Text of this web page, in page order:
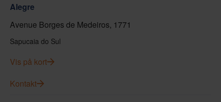
Alegre
Avenue Borges de Medeiros, 1771
Sapucaia do Sul
Vis på kort
Kontakt